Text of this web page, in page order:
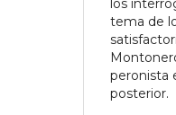
los
tema de
peronista
posterior.